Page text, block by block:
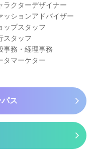
ラクターデザイナー
ッションアドバイザー
ップスタッフ
スタッフ
事務・経理事務
タマーケター
ス